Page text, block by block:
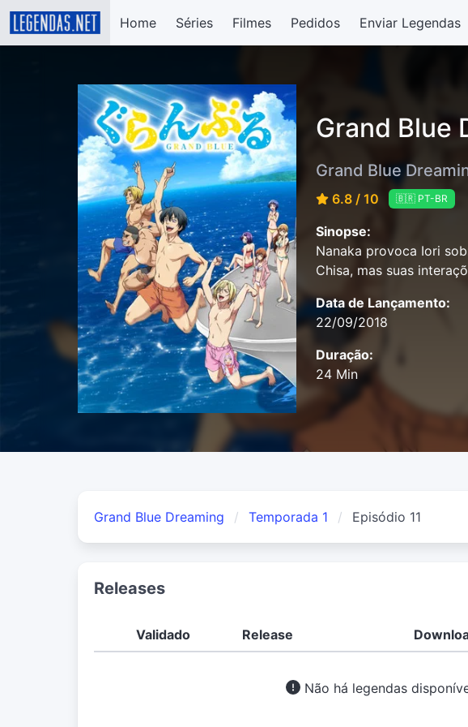
Home Séries Filmes Pedidos Enviar Legendas
Grand Blue
Grand Blue
6.8 / 10 🇧🇷 PT-BR
Sinopse:
Nanaka provoca Iori
Chisa, mas suas
Data de Lançamento:
22/09/2018
Duração:
24 Min
Grand Blue Dreaming Temporada 1 Episódio 11
Releases
Validado Release
Não há legendas